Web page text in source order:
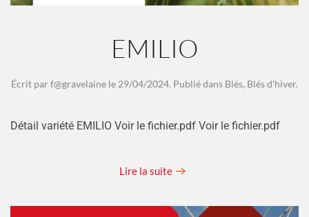
EMILIO
Écrit par f@gravelaine le 29/04/2024. Publié dans Blés, Blés d'hiver.
Détail variété EMILIO Voir le fichier.pdf Voir le fichier.pdf
Lire la suite